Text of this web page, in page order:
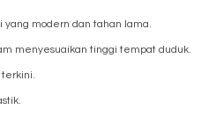
yang modern dan tahan lama.
menyesuaikan tinggi tempat duduk.
terkini.